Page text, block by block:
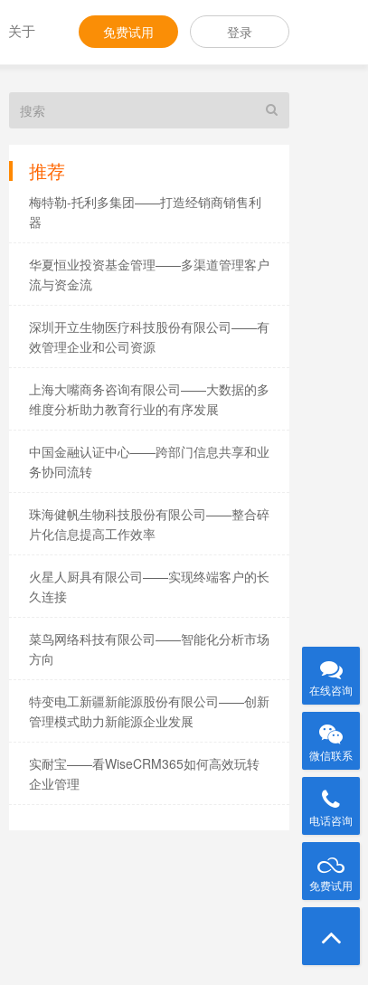
免费试用 登录
关于
推荐
梅特勒-托利多集团——打造经销商销售利
器
华夏恒业投资基金管理——多渠道管理客户
流与资金流
深圳开立生物医疗科技股份有限公司——有
效管理企业和公司资源
上海大嘴商务咨询有限公司——大数据的多
维度分析助力教育行业的有序发展
中国金融认证中心——跨部门信息共享和业
务协同流转
珠海健帆生物科技股份有限公司——整合碎
片化信息提高工作效率
火星人厨具有限公司——实现终端客户的长
久连接
菜鸟网络科技有限公司——智能化分析市场
方向
特变电工新疆新能源股份有限公司——创新
管理模式助力新能源企业发展
实耐宝——看WiseCRM365如何高效玩转
企业管理
在线咨询
微信联系
电话咨询
免费试用